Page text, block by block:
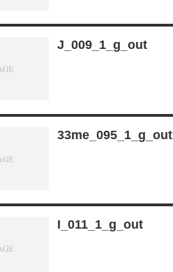
J_009_1_g_out
33me_095_1_g_out
I_011_1_g_out